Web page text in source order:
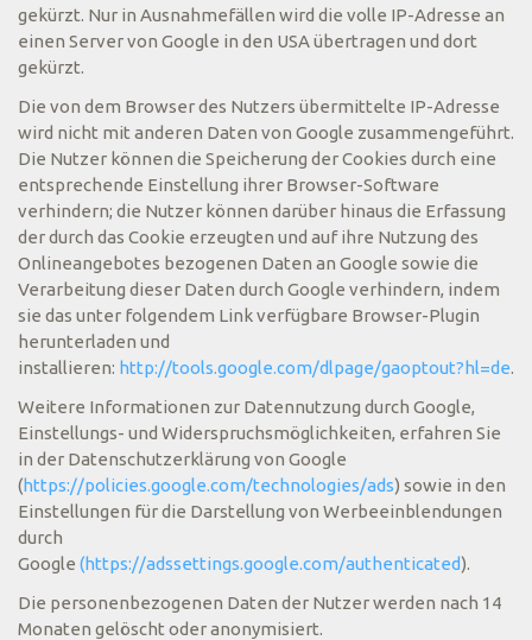
gekürzt. Nur in Ausnahmefällen wird die volle IP-Adresse an
einen Server von Google in den USA übertragen und dort
gekürzt.
Die von dem Browser des Nutzers übermittelte IP-Adresse
wird nicht mit anderen Daten von Google zusammengeführt.
Die Nutzer können die Speicherung der Cookies durch eine
entsprechende Einstellung ihrer Browser-Software
verhindern; die Nutzer können darüber hinaus die Erfassung
der durch das Cookie erzeugten und auf ihre Nutzung des
Onlineangebotes bezogenen Daten an Google sowie die
Verarbeitung dieser Daten durch Google verhindern, indem
sie das unter folgendem Link verfügbare Browser-Plugin
herunterladen und
installieren: http://tools.google.com/dlpage/gaoptout?hl=de.
Weitere Informationen zur Datennutzung durch Google,
Einstellungs- und Widerspruchsmöglichkeiten, erfahren Sie
in der Datenschutzerklärung von Google
(https://policies.google.com/technologies/ads) sowie in den
Einstellungen für die Darstellung von Werbeeinblendungen
durch
Google (https://adssettings.google.com/authenticated).
Die personenbezogenen Daten der Nutzer werden nach 14
Monaten gelöscht oder anonymisiert.